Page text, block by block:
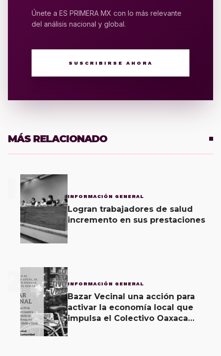
Únete a ES PRIMERA MX con lo más relevante
del análisis nacional y global.
SUSCRIBIRSE AHORA
MÁS RELACIONADO
INFORMACIÓN GENERAL
Logran trabajadores de salud
incremento en sus prestaciones
2 INFORMACIÓN GENERAL
Bazar Vecinal una acción para
activar la economía local que
impulsa el Colectivo Oaxaca